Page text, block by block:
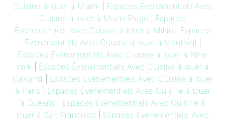
Cuisine à louer à Miami
Espaces Événementiels Avec
Cuisine à louer à Miami Plage
Espaces
Événementiels Avec Cuisine à louer à Milan
Espaces
Événementiels Avec Cuisine à louer à Montréal
Espaces Événementiels Avec Cuisine à louer à New
York
Espaces Événementiels Avec Cuisine à louer à
Oakland
Espaces Événementiels Avec Cuisine à louer
à Paris
Espaces Événementiels Avec Cuisine à louer
à Queens
Espaces Événementiels Avec Cuisine à
louer à San Francisco| Espaces Événementiels Avec